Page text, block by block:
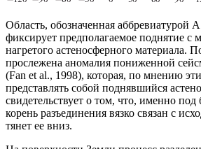
Область, обозначенная аббревиатурой
фиксирует предполагаемое поднятие с
нагретого астеносферного материала.
прослежена аномалия пониженной
(Fan et al., 1998), которая, по мнению
представлять собой поднявшийся
свидетельствует о том, что, именно
корень разъединения вязко связан с
тянет ее вниз.